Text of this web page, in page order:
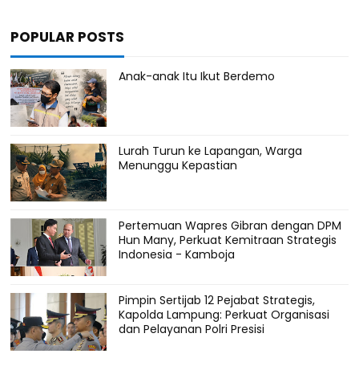
POPULAR POSTS
Anak-anak Itu Ikut Berdemo
Lurah Turun ke Lapangan, Warga
Menunggu Kepastian
Pertemuan Wapres Gibran dengan DPM
Hun Many, Perkuat Kemitraan Strategis
Indonesia - Kamboja
Pimpin Sertijab 12 Pejabat Strategis,
Kapolda Lampung: Perkuat Organisasi
dan Pelayanan Polri Presisi